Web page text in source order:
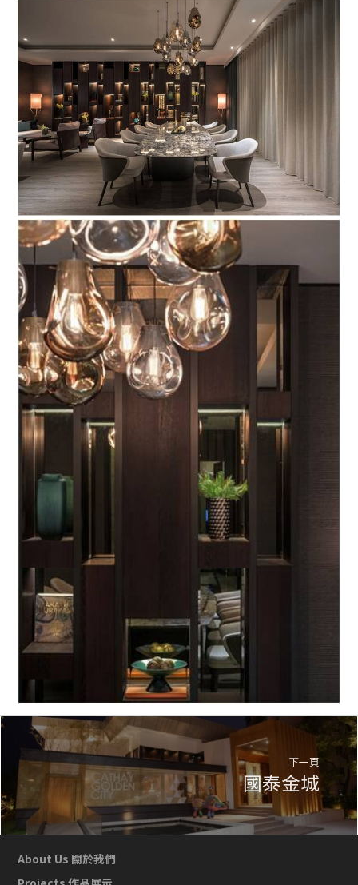
下一頁
國泰金城
About Us 關於我們